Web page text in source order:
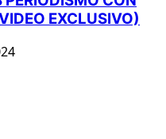
EXCLUSIVO)